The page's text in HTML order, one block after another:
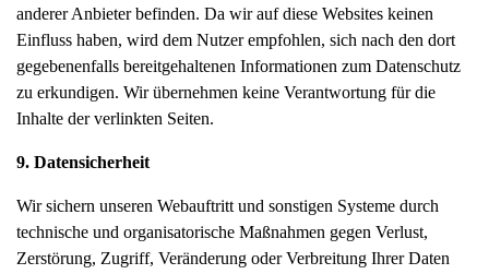
anderer Anbieter befinden. Da wir auf diese Websites keinen
Einfluss haben, wird dem Nutzer empfohlen, sich nach den dort
gegebenenfalls bereitgehaltenen Informationen zum Datenschutz
zu erkundigen. Wir übernehmen keine Verantwortung für die
Inhalte der verlinkten Seiten.
9. Datensicherheit
Wir sichern unseren Webauftritt und sonstigen Systeme durch
technische und organisatorische Maßnahmen gegen Verlust,
Zerstörung, Zugriff, Veränderung oder Verbreitung Ihrer Daten